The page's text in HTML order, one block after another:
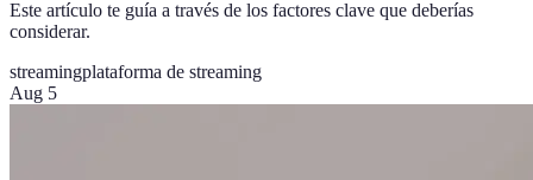
Este artículo te guía a través de los factores clave que deberías
considerar.
streamingplataforma de streaming
Aug 5